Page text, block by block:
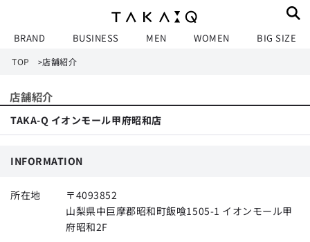
BRAND BUSINESS MEN WOMEN BIG SIZE
TOP >店舗紹介
店舗紹介
TAKA-Q イオンモール甲府昭和店
INFORMATION
所在地
〒4093852
山梨県中巨摩郡昭和町飯喰1505-1 イオンモール甲
府昭和2F